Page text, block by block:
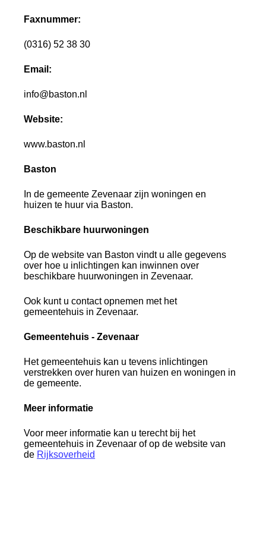
Faxnummer:
(0316) 52 38 30
Email:
info@baston.nl
Website:
www.baston.nl
Baston
In de gemeente Zevenaar zijn woningen en
huizen te huur via Baston.
Beschikbare huurwoningen
Op de website van Baston vindt u alle gegevens
over hoe u inlichtingen kan inwinnen over
beschikbare huurwoningen in Zevenaar.
Ook kunt u contact opnemen met het
gemeentehuis in Zevenaar.
Gemeentehuis - Zevenaar
Het gemeentehuis kan u tevens inlichtingen
verstrekken over huren van huizen en woningen in
de gemeente.
Meer informatie
Voor meer informatie kan u terecht bij het
gemeentehuis in Zevenaar of op de website van
de Rijksoverheid